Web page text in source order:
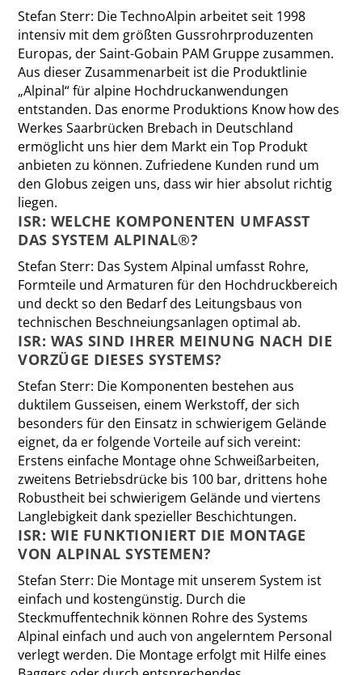
Stefan Sterr: Die TechnoAlpin arbeitet seit 1998
intensiv mit dem größten Gussrohrproduzenten
Europas, der Saint-Gobain PAM Gruppe zusammen.
Aus dieser Zusammenarbeit ist die Produktlinie
„Alpinal“ für alpine Hochdruckanwendungen
entstanden. Das enorme Produktions Know how des
Werkes Saarbrücken Brebach in Deutschland
ermöglicht uns hier dem Markt ein Top Produkt
anbieten zu können. Zufriedene Kunden rund um
den Globus zeigen uns, dass wir hier absolut richtig
liegen.
ISR: WELCHE KOMPONENTEN UMFASST
DAS SYSTEM ALPINAL®?
Stefan Sterr: Das System Alpinal umfasst Rohre,
Formteile und Armaturen für den Hochdruckbereich
und deckt so den Bedarf des Leitungsbaus von
technischen Beschneiungsanlagen optimal ab.
ISR: WAS SIND IHRER MEINUNG NACH DIE
VORZÜGE DIESES SYSTEMS?
Stefan Sterr: Die Komponenten bestehen aus
duktilem Gusseisen, einem Werkstoff, der sich
besonders für den Einsatz in schwierigem Gelände
eignet, da er folgende Vorteile auf sich vereint:
Erstens einfache Montage ohne Schweißarbeiten,
zweitens Betriebsdrücke bis 100 bar, drittens hohe
Robustheit bei schwierigem Gelände und viertens
Langlebigkeit dank spezieller Beschichtungen.
ISR: WIE FUNKTIONIERT DIE MONTAGE
VON ALPINAL SYSTEMEN?
Stefan Sterr: Die Montage mit unserem System ist
einfach und kostengünstig. Durch die
Steckmuffentechnik können Rohre des Systems
Alpinal einfach und auch von angelerntem Personal
verlegt werden. Die Montage erfolgt mit Hilfe eines